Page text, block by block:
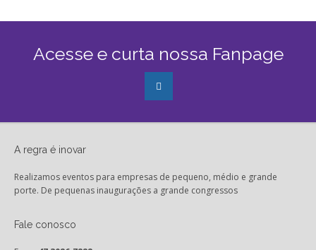
Acesse e curta nossa Fanpage
A regra é inovar
Realizamos eventos para empresas de pequeno, médio e grande
porte. De pequenas inaugurações a grande congressos
Fale conosco